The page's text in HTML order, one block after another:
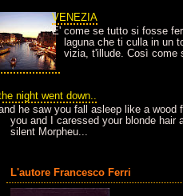
VENEZIA
E' come se tutto si fosse
laguna che ti culla in un
vizia, t'illude. Così come
night went down..
he saw you fall asleep like a wood
you and I caressed your blonde hair
silent Morpheu...
L'autore Francesco Ferri